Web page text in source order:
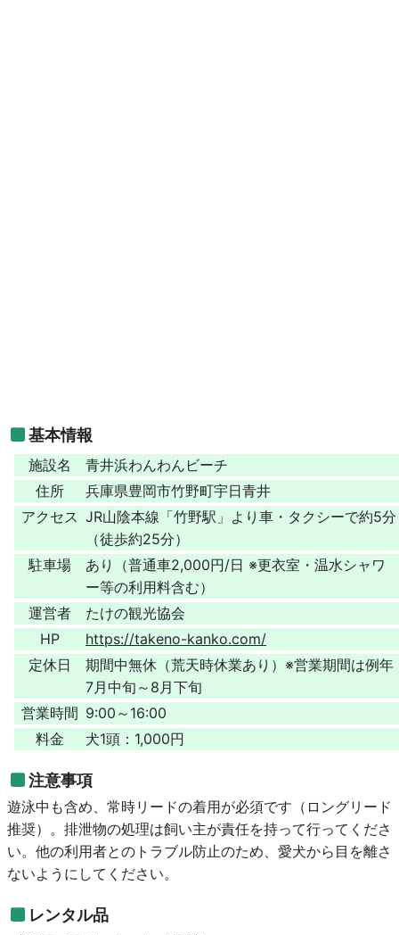
基本情報
施設名
青井浜わんわんビーチ
住所
兵庫県豊岡市竹野町宇日青井
アクセス JR山陰本線「竹野駅」より車・タクシーで約5分
（徒歩約25分）
駐車場
あり（普通車2,000円/日 ※更衣室・温水シャワ
ー等の利用料含む）
運営者
たけの観光協会
HP
https://takeno-kanko.com/
定休日
期間中無休（荒天時休業あり）※営業期間は例年
7月中旬～8月下旬
営業時間 9:00～16:00
料金
犬1頭：1,000円
注意事項
遊泳中も含め、常時リードの着用が必須です（ロングリード
推奨）。排泄物の処理は飼い主が責任を持って行ってくださ
い。他の利用者とのトラブル防止のため、愛犬から目を離さ
ないようにしてください。
レンタル品